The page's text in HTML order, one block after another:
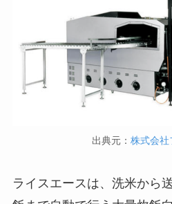
出典元： 株式会社
ライスエースは、洗米から